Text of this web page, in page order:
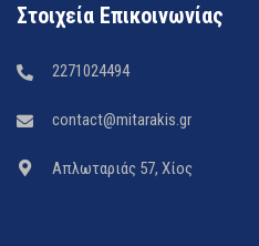
Στοιχεία Επικοινωνίας
2271024494
contact@mitarakis.gr
Απλωταριάς 57, Χίος